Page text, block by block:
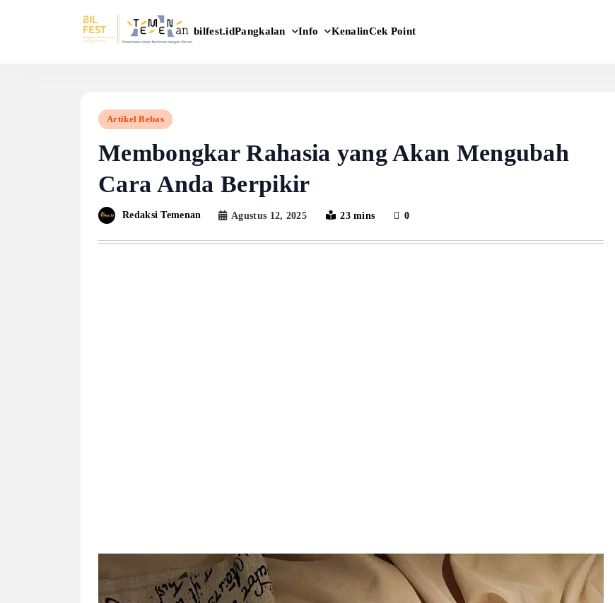
bilfest.idPangkalan Info KenalinCek Point
Artikel Bebas
Membongkar Rahasia yang Akan Mengubah
Cara Anda Berpikir
Redaksi Temenan Agustus 12, 2025 23 mins 0